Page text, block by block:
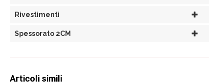
Rivestimenti
Spessorato 2CM
Articoli simili